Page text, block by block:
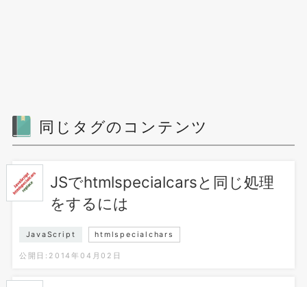
同じタグのコンテンツ
JSでhtmlspecialcarsと同じ処理
をするには
JavaScript htmlspecialchars
公開日:2014年04月02日